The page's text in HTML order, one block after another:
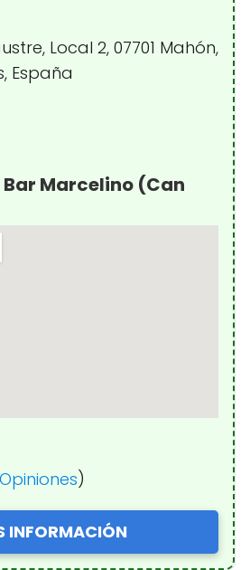
Local 2, 07701 Mahón,
España
Marcelino (Can
)
INFORMACIÓN